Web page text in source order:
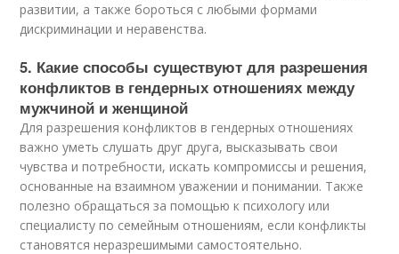
развитии, а также бороться с любыми формами
дискриминации и неравенства.
5. Какие способы существуют для разрешения
конфликтов в гендерных отношениях между
мужчиной и женщиной
Для разрешения конфликтов в гендерных отношениях
важно уметь слушать друг друга, высказывать свои
чувства и потребности, искать компромиссы и решения,
основанные на взаимном уважении и понимании. Также
полезно обращаться за помощью к психологу или
специалисту по семейным отношениям, если конфликты
становятся неразрешимыми самостоятельно.